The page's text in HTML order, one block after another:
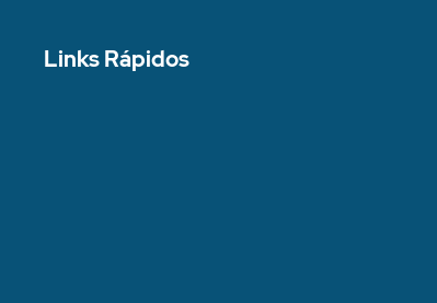
Links Rápidos